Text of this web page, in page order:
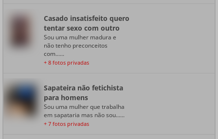
Casado insatisfeito quero
tentar sexo com outro
Sou uma mulher madura e
não tenho preconceitos
com......
+ 8 fotos privadas
Sapateira não fetichista
para homens
Sou uma mulher que trabalha
em sapataria mas não sou......
+ 7 fotos privadas